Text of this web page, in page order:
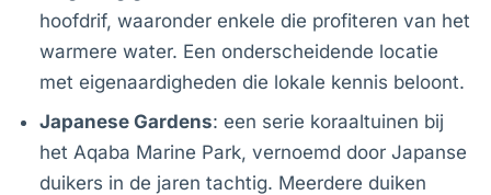
hoofdrif, waaronder enkele die profiteren van het
warmere water. Een onderscheidende locatie
met eigenaardigheden die lokale kennis beloont.
Japanese Gardens: een serie koraaltuinen bij
het Aqaba Marine Park, vernoemd door Japanse
duikers in de jaren tachtig. Meerdere duiken